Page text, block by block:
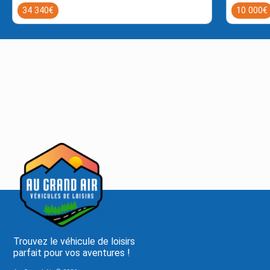
34 340€
10 000€
Trouvez le véhicule de loisirs
parfait pour vos aventures !